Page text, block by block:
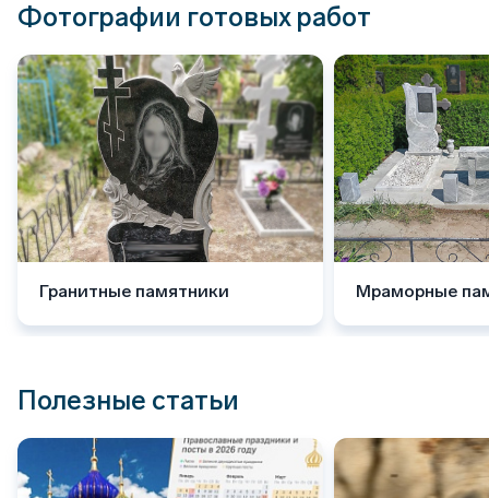
Фотографии готовых работ
Гранитные памятники Мраморные
Полезные статьи